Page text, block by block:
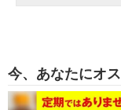
今、あなたにオ